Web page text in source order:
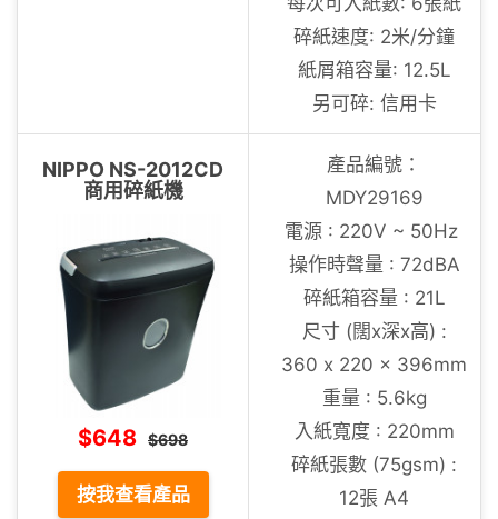
碎紙速度: 2米/分鐘
紙屑箱容量: 12.5L
另可碎: 信用卡
NIPPO NS-2012CD
商用碎紙機
$648 $698
按我查看產品
產品編號：
MDY29169
電源 : 220V ~ 50Hz
操作時聲量 : 72dBA
碎紙箱容量 : 21L
尺寸 (闊x深x高) :
360 x 220 x 396mm
重量 : 5.6kg
入紙寬度 : 220mm
碎紙張數 (75gsm) :
12張 A4